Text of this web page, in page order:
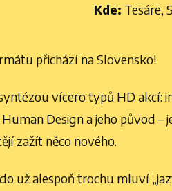
Kde: Tesáre,
přichází na Slovensko!
vícero typů HD akcí:
Design a jeho původ
zažít něco nového.
už alespoň trochu mluví